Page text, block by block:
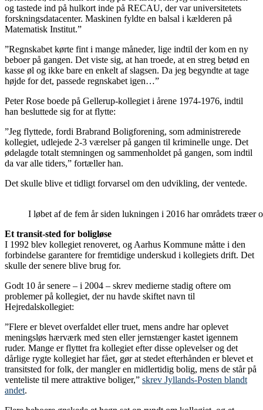
og tastede ind på hulkort inde på RECAU, der var universitetets
forskningsdatacenter. Maskinen fyldte en balsal i kælderen på
Matematisk Institut.”
”Regnskabet kørte fint i mange måneder, lige indtil der kom en ny
beboer på gangen. Det viste sig, at han troede, at en streg betød en
kasse øl og ikke bare en enkelt af slagsen. Da jeg begyndte at tage
højde for det, passede regnskabet igen…”
Peter Rose boede på Gellerup-kollegiet i årene 1974-1976, indtil
han besluttede sig for at flytte:
”Jeg flyttede, fordi Brabrand Boligforening, som administrerede
kollegiet, udlejede 2-3 værelser på gangen til kriminelle unge. Det
ødelagde totalt stemningen og sammenholdet på gangen, som indtil
da var alle tiders,” fortæller han.
Det skulle blive et tidligt forvarsel om den udvikling, der ventede.
I løbet af de fem år siden lukningen i 2016 har områdets træer
Et transit-sted for boligløse
I 1992 blev kollegiet renoveret, og Aarhus Kommune måtte i den
forbindelse garantere for fremtidige underskud i kollegiets drift. Det
skulle der senere blive brug for.
Godt 10 år senere – i 2004 – skrev medierne stadig oftere om
problemer på kollegiet, der nu havde skiftet navn til
Hejredalskollegiet:
”Flere er blevet overfaldet eller truet, mens andre har oplevet
meningsløs hærværk med sten eller jernstænger kastet igennem
ruder. Mange er flyttet fra kollegiet efter disse oplevelser og det
dårlige rygte kollegiet har fået, gør at stedet efterhånden er blevet et
transitsted for folk, der mangler en midlertidig bolig, mens de står på
venteliste til mere attraktive boliger,” skrev Jyllands-Posten blandt
andet.